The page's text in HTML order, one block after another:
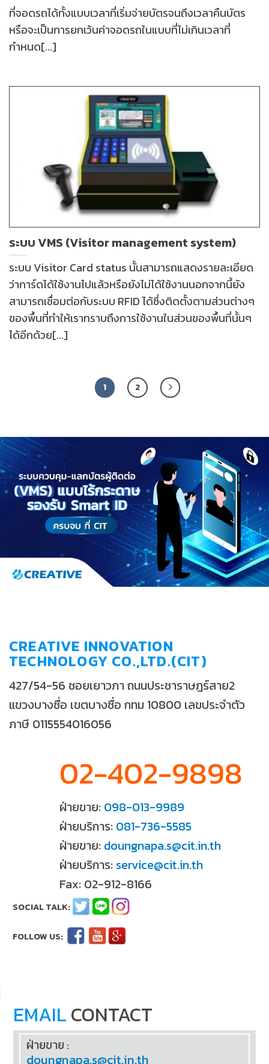
ที่จอดรถได้ทั้งแบบเวลาที่เริ่มจ่ายบัตรจนถึงเวลาคืนบัตร
หรือจะเป็นการยกเว้นค่าจอดรถในแบบที่ไม่เกินเวลาที่
กำหนด[...]
ระบบ VMS (Visitor management system)
ระบบ Visitor Card status นั้นสามารถแสดงรายละเอียด
ว่าการ์ดได้ใช้งานไปแล้วหรือยังไม่ได้ใช้งานนอกจากนี้ยัง
สามารถเชื่อมต่อกับระบบ RFID ได้ซึ่งติดตั้งตามส่วนต่างๆ
ของพื้นที่ทำให้เราทราบถึงการใช้งานในส่วนของพื้นที่นั้นๆ
ได้อีกด้วย[...]
1 2
CREATIVE INNOVATION
TECHNOLOGY CO.,LTD.(CIT)
427/54-56 ซอยเยาวภา ถนนประชาราษฎร์สาย2
แขวงบางซื่อ เขตบางซื่อ กทม 10800 เลขประจำตัว
ภาษี 0115554016056
02-402-9898
ฝ่ายขาย: 098-013-9989
ฝ่ายบริการ: 081-736-5585
ฝ่ายขาย: doungnapa.s@cit.in.th
ฝ่ายบริการ: service@cit.in.th
Fax: 02-912-8166
EMAILCONTACT
ฝ่ายขาย :
doungnapa.s@cit.in.th